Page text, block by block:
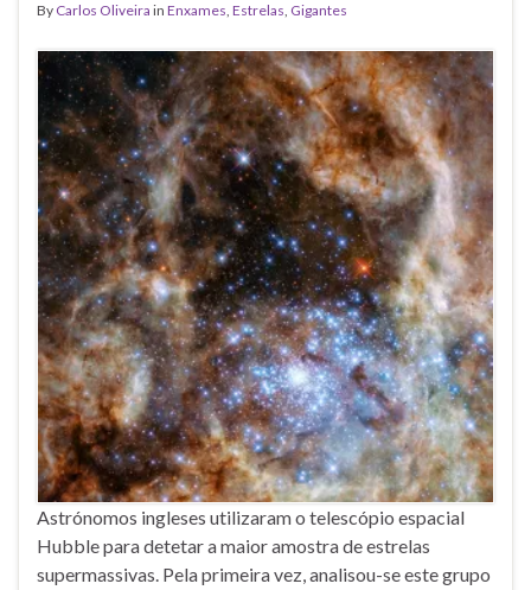
By Carlos Oliveira in Enxames, Estrelas, Gigantes
Astrónomos ingleses utilizaram o telescópio espacial
Hubble para detetar a maior amostra de estrelas
supermassivas. Pela primeira vez, analisou-se este grupo